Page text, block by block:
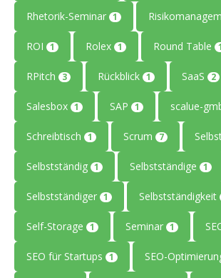
Rhetorik-Seminar 1
ROI 1 Rolex 1 Round Table
RPitch 3 Rückblick 1 SaaS 2
Salesbox 1 SAP 1 scalue-
Schreibtisch 1 Scrum 7
Selbstständig 1 Selbstständige 1
Selbstständiger 1 Selbstständigkeit
Self-Storage 1 Seminar 1
SEO für Startups 1 SEO-